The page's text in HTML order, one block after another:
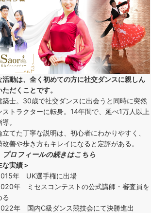
活動は、全く初めての方に社交ダンスに親しん
ただくことです。
築士。30歳で社交ダンスに出会うと同時に突然
ストラクターに転身。14年間で、延べ1万人以上
。
立てた丁寧な説明は、初心者にわかりやすく、
改善や歩き方もキレイになると定評がある。
プロフィールの続きはこちら
な実績＞
年 UK選手権に出場
年 ミセスコンテストの公式講師・審査員を
る
年 国内C級ダンス競技会にて決勝進出